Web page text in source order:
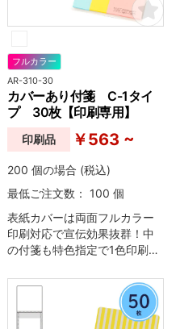
フルカラー
AR-310-30
カバーあり付箋 C-1タイ
プ 30枚【印刷専用】
印刷品 ￥563 ~
200 個の場合 (税込)
最低ご注文数： 100 個
表紙カバーは両面フルカラー
印刷対応で宣伝効果抜群！中
の付箋も特色指定で1色印刷が
溢れる付箋が作成できます。